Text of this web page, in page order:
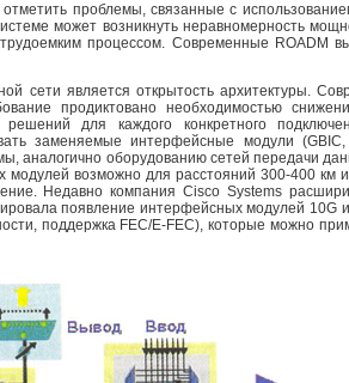
проблемы, связанные с
может возникнуть неравномерность
процессом. Современные ROADM
сети является открытость архитектуры.
продиктовано необходимостью
для каждого конкретного
заменяемые интерфейсные модули
аналогично оборудованию сетей передачи
возможно для расстояний 300-400 км
Недавно компания Cisco Systems
появление интерфейсных модулей 10G
поддержка FEC/E-FEC), которые можно